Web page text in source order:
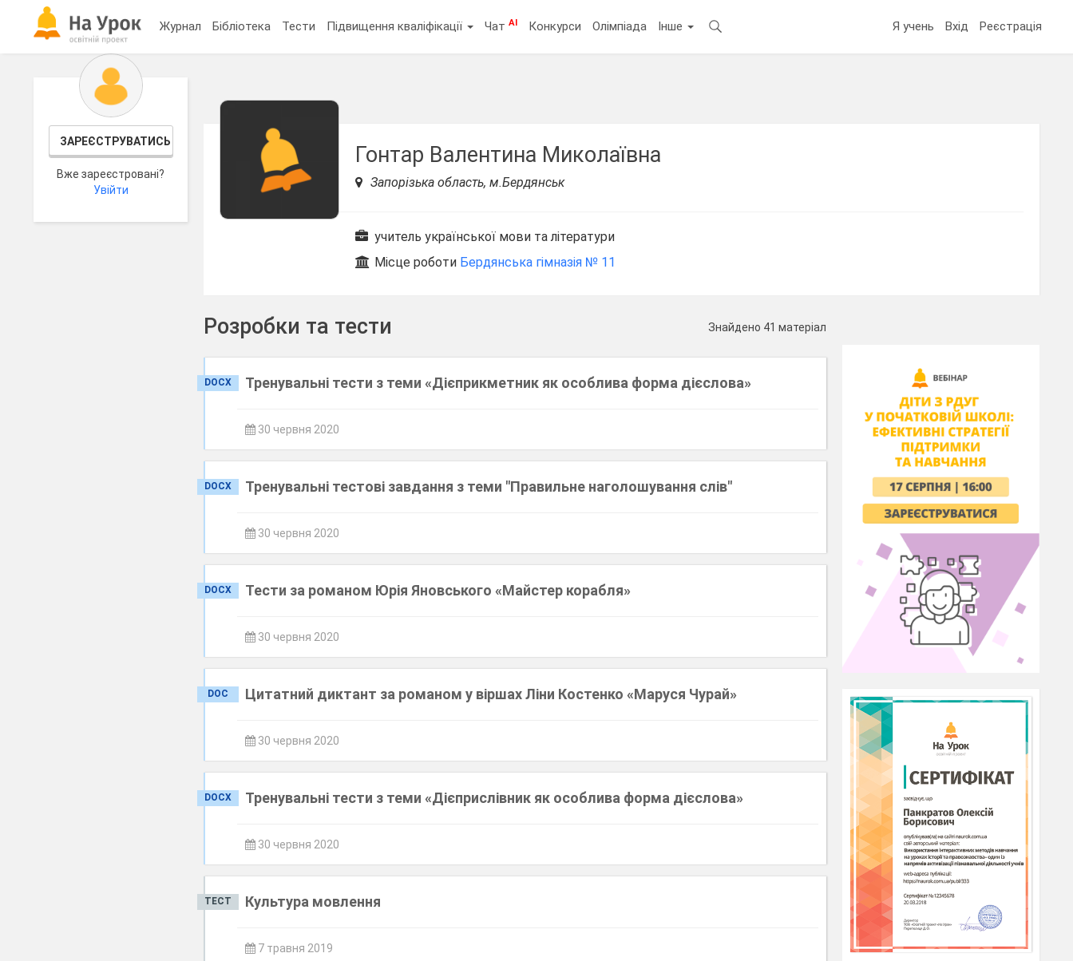
Журнал Бібліотека Тести Підвищення кваліфікації ЧатAI Конкурси Олімпіада Інше Я учень Вхід Реєстрація
ЗАРЕЄСТРУВАТИСЬ
Вже зареєстровані?
Увійти
Гонтар Валентина Миколаївна
Запорізька область, м.Бердянськ
учитель української мови та літератури
Місце роботи Бердянська гімназія № 11
Розробки та тести Знайдено 41 матеріал
DOCX Тренувальні тести з теми «Дієприкметник як особлива форма дієслова»
30 червня 2020
DOCX Тренувальні тестові завдання з теми "Правильне наголошування слів"
30 червня 2020
DOCX Тести за романом Юрія Яновського «Майстер корабля»
30 червня 2020
DOC Цитатний диктант за романом у віршах Ліни Костенко «Маруся Чурай»
30 червня 2020
DOCX Тренувальні тести з теми «Дієприслівник як особлива форма дієслова»
30 червня 2020
ТЕСТ Культура мовлення
7 травня 2019